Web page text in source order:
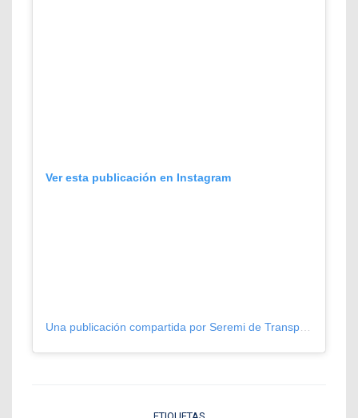
Ver esta publicación en Instagram